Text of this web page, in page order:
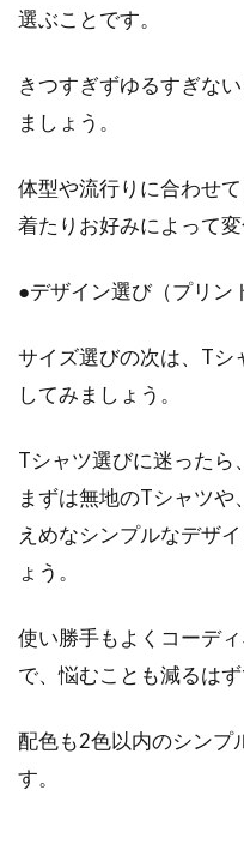
コート
め、コ
以前に
あまり
デニ
選ぶことです。
きつすぎずゆるすぎな
ましょう。
体型や流行りに合わせ
着たりお好みによって
●デザイン選び（プリン
サイズ選びの次は、Tシ
してみましょう。
Tシャツ選びに迷ったら
まずは無地のTシャツ
えめなシンプルなデザ
ょう。
使い勝手もよくコーデ
で、悩むことも減るはず
配色も2色以内のシンプ
す。